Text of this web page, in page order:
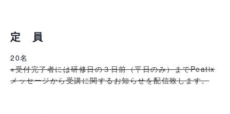
定 員
20名
※受付完了者には研修日の３日前（平日のみ）までPeatix
メッセージから受講に関するお知らせを配信致します。